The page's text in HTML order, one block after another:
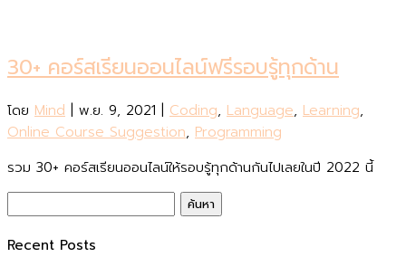
30+ คอร์สเรียนออนไลน์ฟรีรอบรู้ทุกด้าน
โดย Mind พ.ย. 9, 2021 Coding, Language, Learning,
Online Course Suggestion, Programming
รวม 30+ คอร์สเรียนออนไลน์ให้รอบรู้ทุกด้านกันไปเลยในปี 2022 นี้
Recent Posts